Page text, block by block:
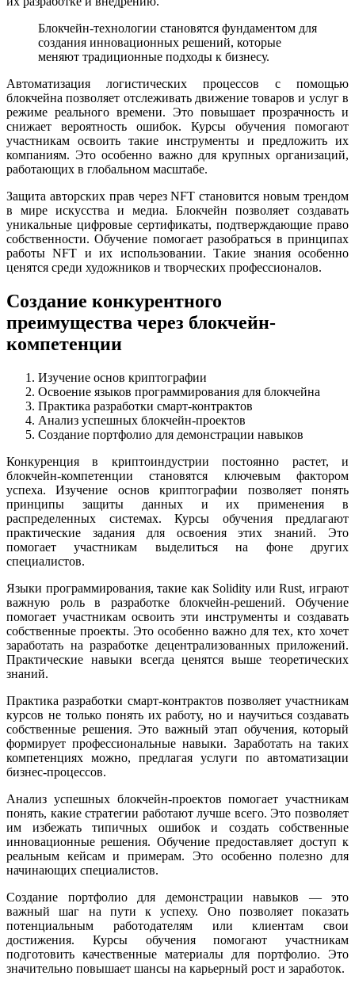
Блокчейн-технологии становятся фундаментом для
создания инновационных решений, которые
меняют традиционные подходы к бизнесу.
Автоматизация логистических процессов с помощью
блокчейна позволяет отслеживать движение товаров и услуг в
режиме реального времени. Это повышает прозрачность и
снижает вероятность ошибок. Курсы обучения помогают
участникам освоить такие инструменты и предложить их
компаниям. Это особенно важно для крупных организаций,
работающих в глобальном масштабе.
Защита авторских прав через NFT становится новым трендом
в мире искусства и медиа. Блокчейн позволяет создавать
уникальные цифровые сертификаты, подтверждающие право
собственности. Обучение помогает разобраться в принципах
работы NFT и их использовании. Такие знания особенно
ценятся среди художников и творческих профессионалов.
Создание конкурентного
преимущества через блокчейн-
компетенции
Изучение основ криптографии
Освоение языков программирования для блокчейна
Практика разработки смарт-контрактов
Анализ успешных блокчейн-проектов
Создание портфолио для демонстрации навыков
Конкуренция в криптоиндустрии постоянно растет, и
блокчейн-компетенции становятся ключевым фактором
успеха. Изучение основ криптографии позволяет понять
принципы защиты данных и их применения в
распределенных системах. Курсы обучения предлагают
практические задания для освоения этих знаний. Это
помогает участникам выделиться на фоне других
специалистов.
Языки программирования, такие как Solidity или Rust, играют
важную роль в разработке блокчейн-решений. Обучение
помогает участникам освоить эти инструменты и создавать
собственные проекты. Это особенно важно для тех, кто хочет
заработать на разработке децентрализованных приложений.
Практические навыки всегда ценятся выше теоретических
знаний.
Практика разработки смарт-контрактов позволяет участникам
курсов не только понять их работу, но и научиться создавать
собственные решения. Это важный этап обучения, который
формирует профессиональные навыки. Заработать на таких
компетенциях можно, предлагая услуги по автоматизации
бизнес-процессов.
Анализ успешных блокчейн-проектов помогает участникам
понять, какие стратегии работают лучше всего. Это позволяет
им избежать типичных ошибок и создать собственные
инновационные решения. Обучение предоставляет доступ к
реальным кейсам и примерам. Это особенно полезно для
начинающих специалистов.
Создание портфолио для демонстрации навыков — это
важный шаг на пути к успеху. Оно позволяет показать
потенциальным работодателям или клиентам свои
достижения. Курсы обучения помогают участникам
подготовить качественные материалы для портфолио. Это
значительно повышает шансы на карьерный рост и заработок.